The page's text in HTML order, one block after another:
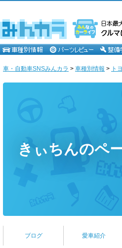
車・自動車SNSみんカラ > 車種別情報 > ト
きぃちんのペ
ブログ 愛車紹介